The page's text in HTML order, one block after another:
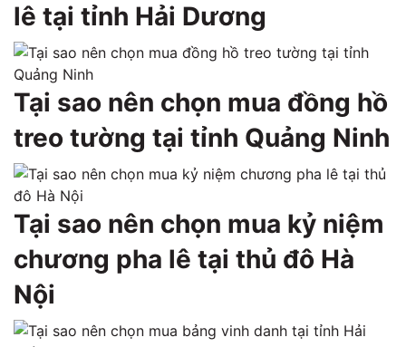
lê tại tỉnh Hải Dương
Tại sao nên chọn mua đồng hồ
treo tường tại tỉnh Quảng Ninh
Tại sao nên chọn mua kỷ niệm
chương pha lê tại thủ đô Hà
Nội